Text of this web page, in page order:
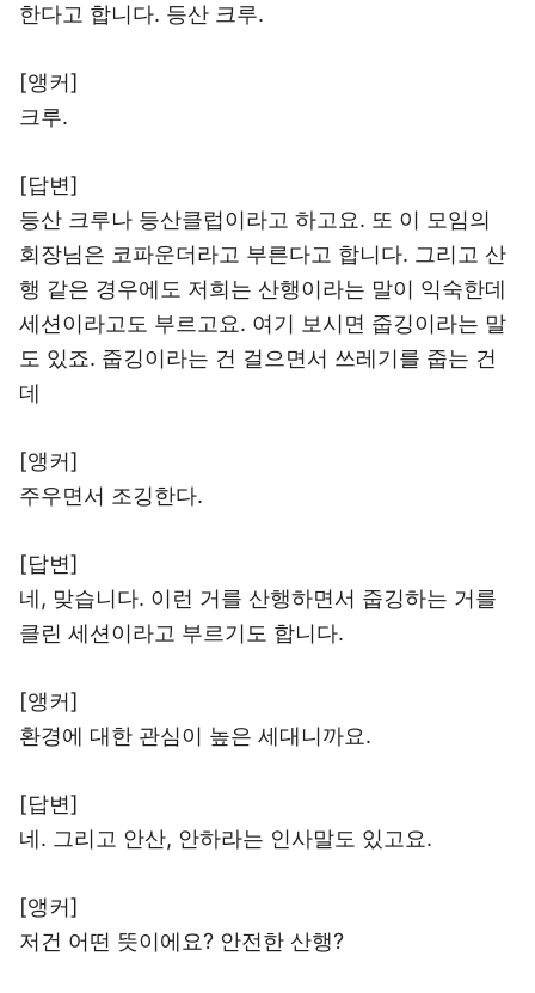
한다고 합니다. 등산 크루.
[앵커]
크루.
[답변]
등산 크루나 등산클럽이라고 하고요. 또 이 모임의
회장님은 코파운더라고 부른다고 합니다. 그리고 산
행 같은 경우에도 저희는 산행이라는 말이 익숙한데
세션이라고도 부르고요. 여기 보시면 줍깅이라는 말
도 있죠. 줍깅이라는 건 걸으면서 쓰레기를 줍는 건
데
[앵커]
주우면서 조깅한다.
[답변]
네, 맞습니다. 이런 거를 산행하면서 줍깅하는 거를
클린 세션이라고 부르기도 합니다.
[앵커]
환경에 대한 관심이 높은 세대니까요.
[답변]
네. 그리고 안산, 안하라는 인사말도 있고요.
[앵커]
저건 어떤 뜻이에요? 안전한 산행?